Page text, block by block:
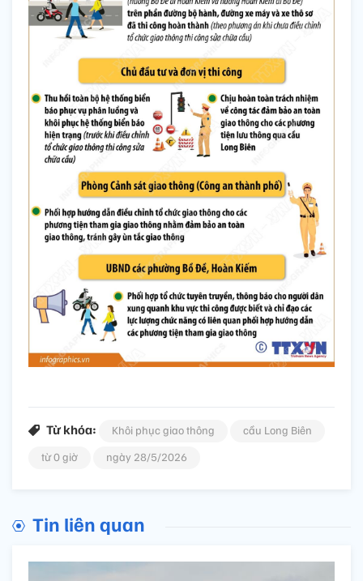
Từ khóa: Khôi phục giao thông
cầu Long Biên
từ 0 giờ
ngày 28/5/2026
Tin liên quan